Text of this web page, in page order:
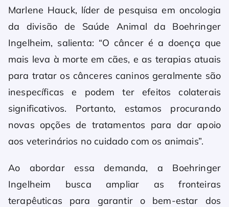
Marlene Hauck, líder de pesquisa em oncologia
da divisão de Saúde Animal da Boehringer
Ingelheim, salienta: “O câncer é a doença que
mais leva à morte em cães, e as terapias atuais
para tratar os cânceres caninos geralmente são
inespecíficas e podem ter efeitos colaterais
significativos. Portanto, estamos procurando
novas opções de tratamentos para dar apoio
aos veterinários no cuidado com os animais”.
Ao abordar essa demanda, a Boehringer
Ingelheim busca ampliar as fronteiras
terapêuticas para garantir o bem-estar dos